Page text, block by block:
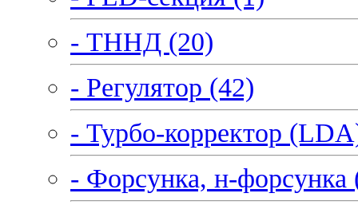
- ТННД (20)
- Регулятор (42)
- Турбо-корректор
- Форсунка, н-форсунка